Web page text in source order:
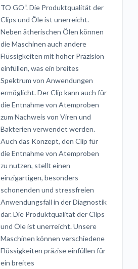
TO GO“. Die Produktqualität der
Clips und Öle ist unerreicht.
Neben ätherischen Ölen können
die Maschinen auch andere
Flüssigkeiten mit hoher Präzision
einfüllen, was ein breites
Spektrum von Anwendungen
ermöglicht. Der Clip kann auch für
die Entnahme von Atemproben
zum Nachweis von Viren und
Bakterien verwendet werden.
Auch das Konzept, den Clip für
die Entnahme von Atemproben
zu nutzen, stellt einen
einzigartigen, besonders
schonenden und stressfreien
Anwendungsfall in der Diagnostik
dar. Die Produktqualität der Clips
und Öle ist unerreicht. Unsere
Maschinen können verschiedene
Flüssigkeiten präzise einfüllen für
ein breites